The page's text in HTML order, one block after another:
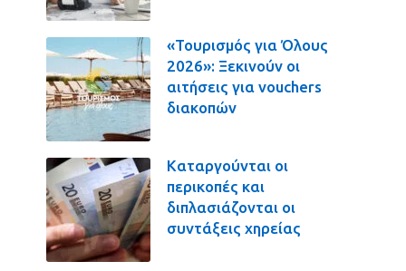
«Τουρισμός για Όλους
2026»: Ξεκινούν οι
αιτήσεις για vouchers
διακοπών
Καταργούνται οι
περικοπές και
διπλασιάζονται οι
συντάξεις χηρείας